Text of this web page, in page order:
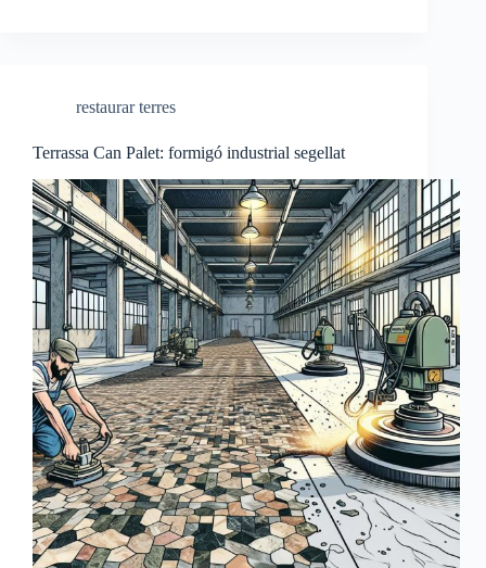
restaurar terres
Terrassa Can Palet: formigó industrial segellat